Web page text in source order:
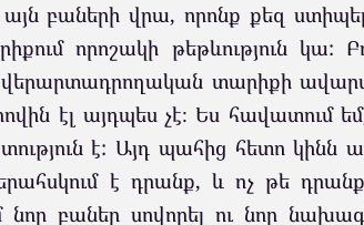
բաների վրա, որոնք քեզ
որոշակի թեթևություն կա:
վերարտադրողական տարիքի
էլ այդպես չէ։ Ես հավատում
է: Այդ պահից հետո կինն
է դրանք, և ոչ թե
նոր բաներ սովորել ու նոր